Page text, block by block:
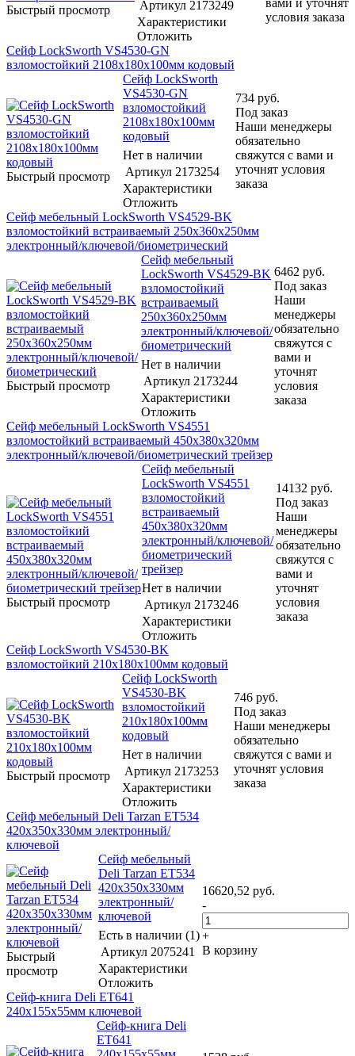
Быстрый просмотр Артикул 2173249
Характеристики
Отложить
условия заказа
Сейф LockSworth VS4530-GN
взломостойкий 2108x180x100мм кодовый
Быстрый просмотр
Сейф LockSworth
VS4530-GN
взломостойкий
2108x180x100мм
кодовый
Нет в наличии
Артикул 2173254
Характеристики
Отложить
734 руб.
Под заказ
Наши менеджеры
обязательно
свяжутся с вами и
уточнят условия
заказа
Сейф мебельный LockSworth VS4529-BK
взломостойкий встраиваемый 250x360x250мм
электронный/ключевой/биометрический
Быстрый просмотр
Сейф мебельный
LockSworth VS4529-BK
взломостойкий
встраиваемый
250x360x250мм
электронный/ключевой/
биометрический
Нет в наличии
Артикул 2173244
Характеристики
Отложить
6462 руб.
Под заказ
Наши
менеджеры
обязательно
свяжутся с
вами и
уточнят
условия
заказа
Сейф мебельный LockSworth VS4551
взломостойкий встраиваемый 450x380x320мм
электронный/ключевой/биометрический трейзер
Быстрый просмотр
Сейф мебельный
LockSworth VS4551
взломостойкий
встраиваемый
450x380x320мм
электронный/ключевой/
биометрический
трейзер
Нет в наличии
Артикул 2173246
Характеристики
Отложить
14132 руб.
Под заказ
Наши
менеджеры
обязательно
свяжутся с
вами и
уточнят
условия
заказа
Сейф LockSworth VS4530-BK
взломостойкий 210x180x100мм кодовый
Быстрый просмотр
Сейф LockSworth
VS4530-BK
взломостойкий
210x180x100мм
кодовый
Нет в наличии
Артикул 2173253
Характеристики
Отложить
746 руб.
Под заказ
Наши менеджеры
обязательно
свяжутся с вами и
уточнят условия
заказа
Сейф мебельный Deli Tarzan ET534
420x350x330мм электронный/
ключевой
Быстрый
просмотр
Сейф мебельный
Deli Tarzan ET534
420x350x330мм
электронный/
ключевой
Есть в наличии (1)
Артикул 2075241
Характеристики
Отложить
16620,52 руб.
-
+
В корзину
Сейф-книга Deli ET641
240x155x55мм ключевой
Сейф-книга Deli
ET641